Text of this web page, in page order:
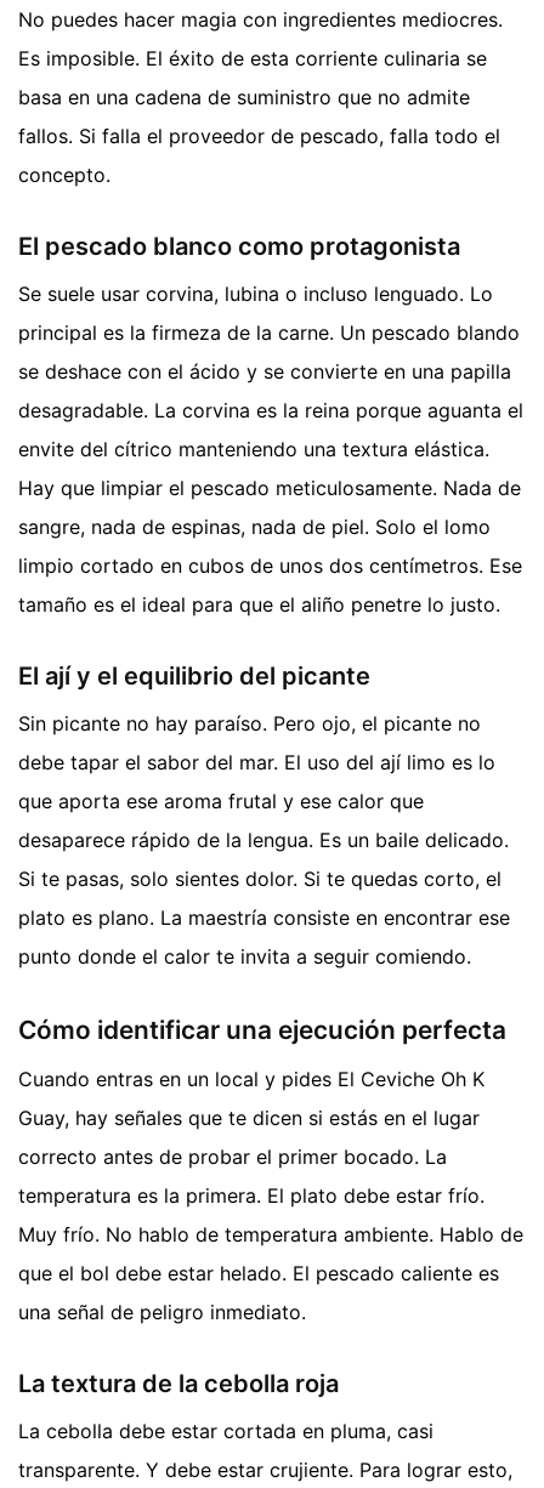
No puedes hacer magia con ingredientes mediocres.
Es imposible. El éxito de esta corriente culinaria se
basa en una cadena de suministro que no admite
fallos. Si falla el proveedor de pescado, falla todo el
concepto.
El pescado blanco como protagonista
Se suele usar corvina, lubina o incluso lenguado. Lo
principal es la firmeza de la carne. Un pescado blando
se deshace con el ácido y se convierte en una papilla
desagradable. La corvina es la reina porque aguanta el
envite del cítrico manteniendo una textura elástica.
Hay que limpiar el pescado meticulosamente. Nada de
sangre, nada de espinas, nada de piel. Solo el lomo
limpio cortado en cubos de unos dos centímetros. Ese
tamaño es el ideal para que el aliño penetre lo justo.
El ají y el equilibrio del picante
Sin picante no hay paraíso. Pero ojo, el picante no
debe tapar el sabor del mar. El uso del ají limo es lo
que aporta ese aroma frutal y ese calor que
desaparece rápido de la lengua. Es un baile delicado.
Si te pasas, solo sientes dolor. Si te quedas corto, el
plato es plano. La maestría consiste en encontrar ese
punto donde el calor te invita a seguir comiendo.
Cómo identificar una ejecución perfecta
Cuando entras en un local y pides El Ceviche Oh K
Guay, hay señales que te dicen si estás en el lugar
correcto antes de probar el primer bocado. La
temperatura es la primera. El plato debe estar frío.
Muy frío. No hablo de temperatura ambiente. Hablo de
que el bol debe estar helado. El pescado caliente es
una señal de peligro inmediato.
La textura de la cebolla roja
La cebolla debe estar cortada en pluma, casi
transparente. Y debe estar crujiente. Para lograr esto,